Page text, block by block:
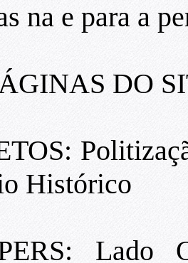
na e para a
DO
Histórico
Lado